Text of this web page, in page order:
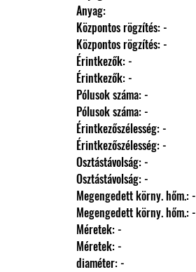
                Anyag:
                Központos rögzítés: -
                Központos rögzítés: -
                Érintkezők: -
                Érintkezők: -
                Pólusok száma: -
                Pólusok száma: -
                Érintkezőszélesség: -
                Érintkezőszélesség: -
                Osztástávolság: -
                Osztástávolság: -
                Megengedett körny. hőm.: -
                Megengedett körny. hőm.: -
                Méretek: -
                Méretek: -
                diaméter: -